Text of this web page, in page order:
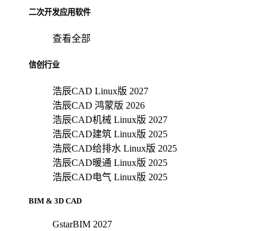
二次开发应用软件
查看全部
信创行业
浩辰CAD Linux版 2027
浩辰CAD 鸿蒙版 2026
浩辰CAD机械 Linux版 2027
浩辰CAD建筑 Linux版 2025
浩辰CAD给排水 Linux版 2025
浩辰CAD暖通 Linux版 2025
浩辰CAD电气 Linux版 2025
BIM & 3D CAD
GstarBIM 2027